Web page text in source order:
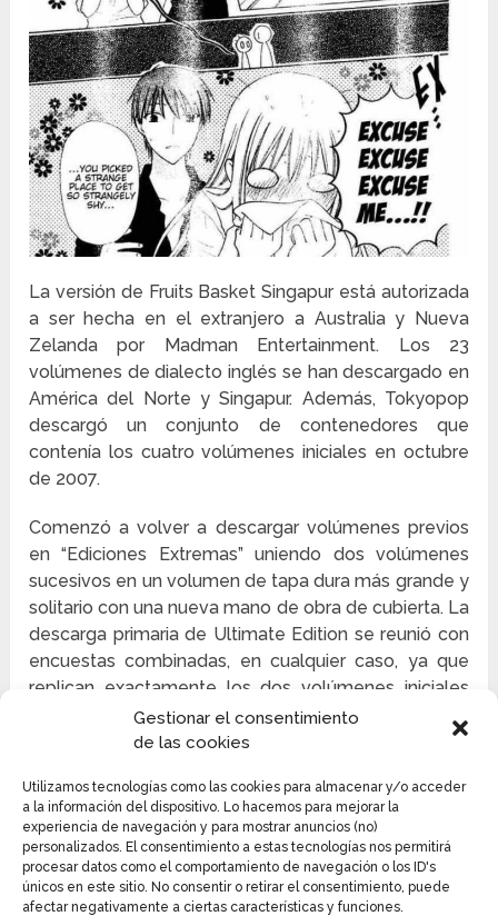
Gestionar el consentimiento
de las cookies
Utilizamos tecnologías como las cookies para almacenar y/o acceder
a la información del dispositivo. Lo hacemos para mejorar la
experiencia de navegación y para mostrar anuncios (no)
personalizados. El consentimiento a estas tecnologías nos permitirá
procesar datos como el comportamiento de navegación o los ID's
únicos en este sitio. No consentir o retirar el consentimiento, puede
afectar negativamente a ciertas características y funciones.
La versión de Fruits Basket Singapur está autorizada
a ser hecha en el extranjero a Australia y Nueva
Zelanda por Madman Entertainment. Los 23
volúmenes de dialecto inglés se han descargado en
América del Norte y Singapur. Además, Tokyopop
descargó un conjunto de contenedores que
contenía los cuatro volúmenes iniciales en octubre
de 2007.
Comenzó a volver a descargar volúmenes previos
en “Ediciones Extremas” uniendo dos volúmenes
sucesivos en un volumen de tapa dura más grande y
solitario con una nueva mano de obra de cubierta. La
descarga primaria de Ultimate Edition se reunió con
encuestas combinadas, en cualquier caso, ya que
replican exactamente los dos volúmenes iniciales
sin corregir los números de página modificados o los
errores anteriores.
A partir de junio de 2008, seis Ultimate Editions se
han descargado de Fruits Basket, cubriendo los
doce volúmenes iniciales del acuerdo. Después de
que Tokyopop detuviera la producción, Yen Press
reenvió el acuerdo, con planes de descargarlo como